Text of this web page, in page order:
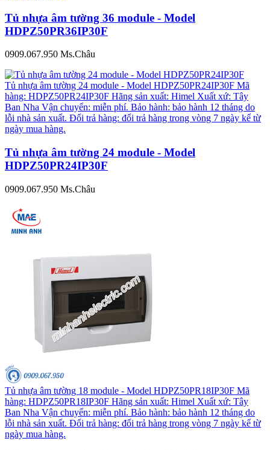
Tủ nhựa âm tường 36 module - Model
HDPZ50PR36IP30F
0909.067.950 Ms.Châu
Tủ nhựa âm tường 24 module - Model HDPZ50PR24IP30F Mã
hàng: HDPZ50PR24IP30F Hãng sản xuất: Himel Xuất xứ: Tây
Ban Nha Vận chuyển: miễn phí. Bảo hành: bảo hành 12 tháng do
lỗi nhà sản xuất. Đổi trả hàng: đổi trả hàng trong vòng 7 ngày kể từ
ngày mua hàng.
Tủ nhựa âm tường 24 module - Model
HDPZ50PR24IP30F
0909.067.950 Ms.Châu
Tủ nhựa âm tường 18 module - Model HDPZ50PR18IP30F Mã
hàng: HDPZ50PR18IP30F Hãng sản xuất: Himel Xuất xứ: Tây
Ban Nha Vận chuyển: miễn phí. Bảo hành: bảo hành 12 tháng do
lỗi nhà sản xuất. Đổi trả hàng: đổi trả hàng trong vòng 7 ngày kể từ
ngày mua hàng.